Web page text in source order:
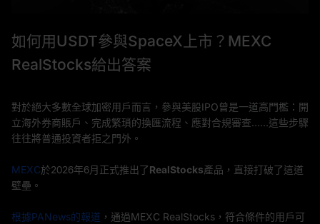
如何用USDT參與SpaceX上市？MEXC
RealStocks給出答案
對於絕大多數全球加密用戶而言，參與美股IPO曾是一道高門檻：開
立海外券商賬戶、完成繁瑣的換匯流程、應對合規審查……這些步驟
往往將普通投資者拒之門外。
MEXC於2026年6月正式推出了RealStocks產品，直接打破了這道
壁壘。
根據PANews的報道 ，通過MEXC RealStocks，符合條件的用戶可